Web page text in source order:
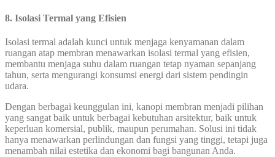
8. Isolasi Termal yang Efisien
Isolasi termal adalah kunci untuk menjaga kenyamanan dalam
ruangan atap membran menawarkan isolasi termal yang efisien,
membantu menjaga suhu dalam ruangan tetap nyaman sepanjang
tahun, serta mengurangi konsumsi energi dari sistem pendingin
udara.
Dengan berbagai keunggulan ini, kanopi membran menjadi pilihan
yang sangat baik untuk berbagai kebutuhan arsitektur, baik untuk
keperluan komersial, publik, maupun perumahan. Solusi ini tidak
hanya menawarkan perlindungan dan fungsi yang tinggi, tetapi juga
menambah nilai estetika dan ekonomi bagi bangunan Anda.